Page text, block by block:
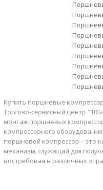
Купить поршневые
Торгово-сервисный центр
монтаж поршневых
компрессорного
поршневой компрессор – это
механизм, служащий для
востребован в различных